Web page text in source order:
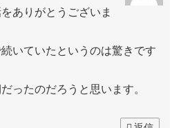
ありがとうございま
いていたというのは驚きです
ったのだろうと思います。